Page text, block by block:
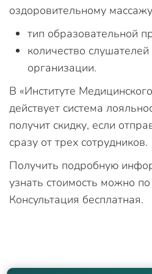
оздоровительному
тип образовательной
количество
организации.
В «Институте
действует система
получит скидку, если
сразу от трех сотрудников.
Получить подробную
узнать стоимость можно
Консультация бесплатная.